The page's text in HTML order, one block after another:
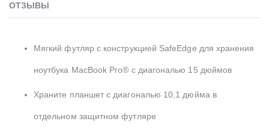
ОТЗЫВЫ
Мягкий футляр с конструкцией SafeEdge для хранения
ноутбука MacBook Pro® с диагональю 15 дюймов
Храните планшет с диагональю 10,1 дюйма в
отдельном защитном футляре